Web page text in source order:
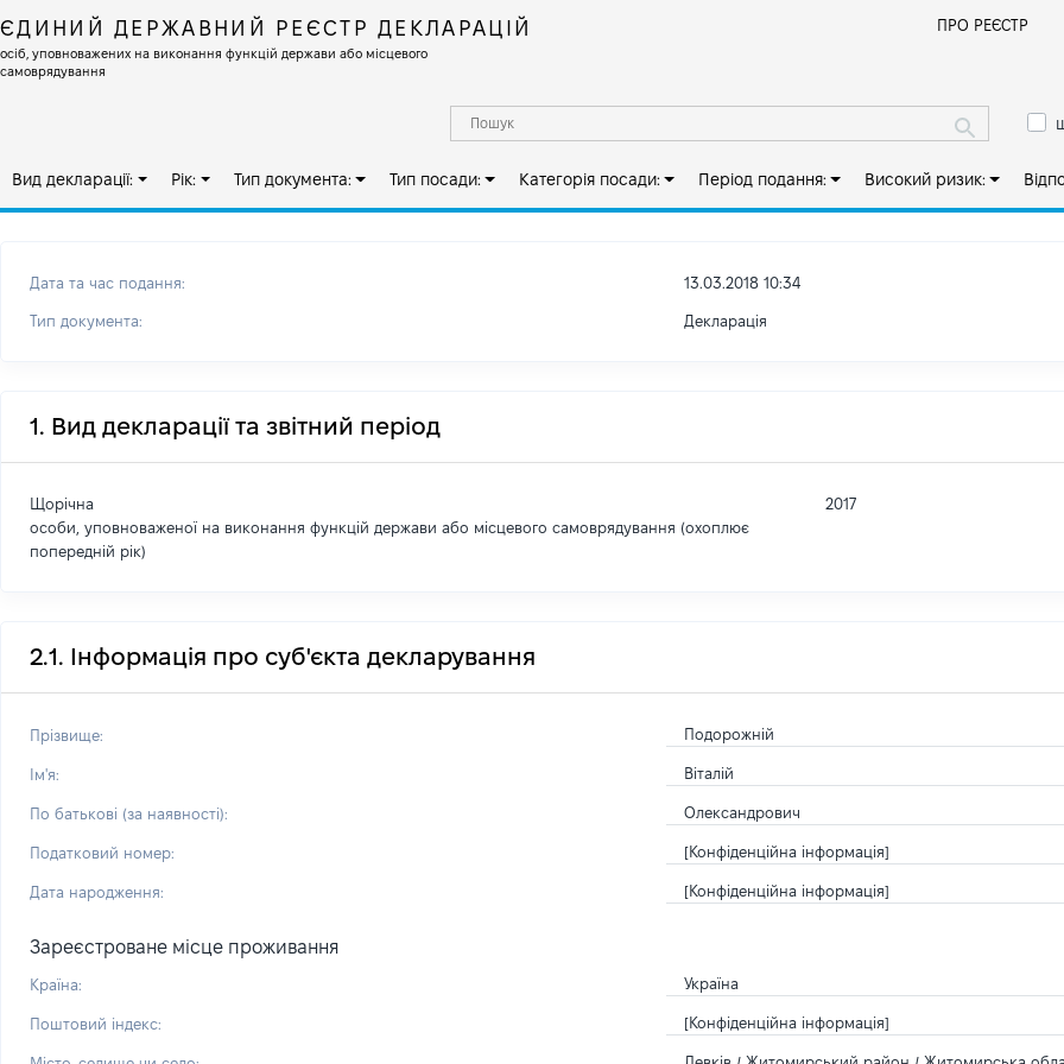
ЄДИНИЙ ДЕРЖАВНИЙ РЕЄСТР ДЕКЛАРАЦІЙ
осіб, уповноважених на виконання функцій держави або місцевого
самоврядування
ПРО РЕЄСТР
Вид декларації: Рік: Тип документа: Тип посади: Категорія посади: Період подання: Високий ризик:
Дата та час подання: 13.03.2018 10:34
Тип документа: Декларація
1. Вид декларації та звітний період
Щорічна
особи, уповноваженої на виконання функцій держави або місцевого самоврядування (охоплює
попередній рік)
2017
2.1. Інформація про суб'єкта декларування
Прізвище: Подорожній
Ім'я: Віталій
По батькові (за наявності): Олександрович
Податковий номер: [Конфіденційна інформація]
Дата народження: [Конфіденційна інформація]
Зареєстроване місце проживання
Країна: Україна
Поштовий індекс: [Конфіденційна інформація]